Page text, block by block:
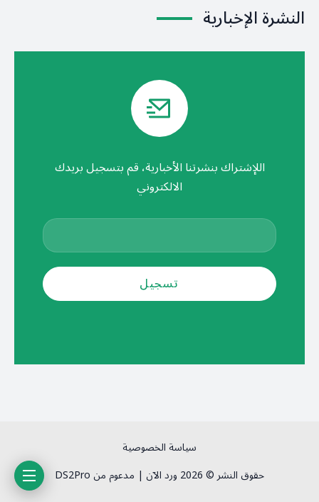
النشرة الإخبارية
اللإشتراك بنشرتنا الأخبارية، قم بتسجيل بريدك
الالكتروني
سياسة الخصوصية
حقوق النشر © 2026 ورد الآن | مدعوم من DS2Pro